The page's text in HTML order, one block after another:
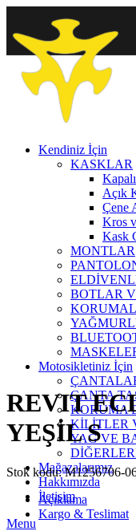
Kendiniz İçin
KASKLAR
Açık
Çene
Kros
Kask
MONTLAR
BOTLAR
Motosikletiniz İçin
ÇANTA
KORUMA
KİLİTLER
YAĞ VE
Mağazalarımız
Hakkımızda
İletişim
Menu
Click to enlarge
REVIT
YEŞİL S
Stok kodu:M1256706-
Açıklama
Kargo & Teslimat